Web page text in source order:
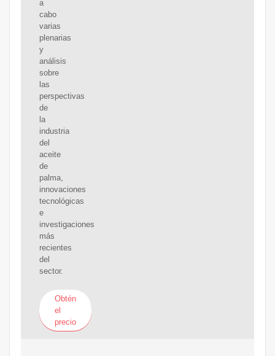
a
cabo
varias
plenarias
y
análisis
sobre
las
perspectivas
de
la
industria
del
aceite
de
palma,
innovaciones
tecnológicas
e
investigaciones
más
recientes
del
sector.
Obtén
el
precio